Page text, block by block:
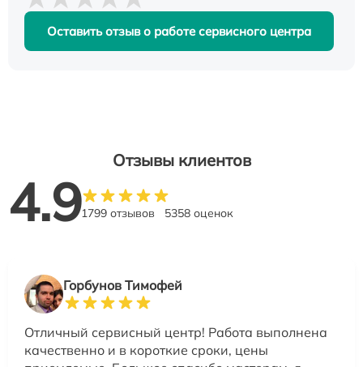
Оставить отзыв о работе сервисного центра
Отзывы клиентов
4.91799 отзывов 5358 оценок
Горбунов Тимофей
Отличный сервисный центр! Работа выполнена
качественно и в короткие сроки, цены